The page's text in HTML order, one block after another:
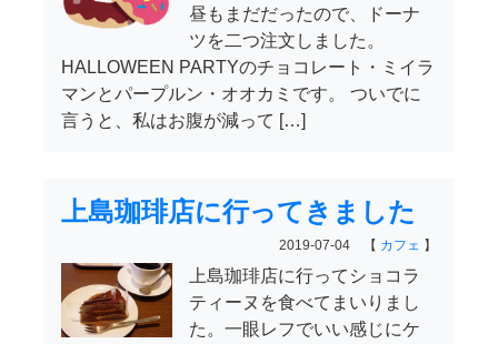
昼もまだだったので、ドーナ
ツを二つ注文しました。
HALLOWEEN PARTYのチョコレート・ミイラ
マンとパープルン・オオカミです。 ついでに
言うと、私はお腹が減って […]
上島珈琲店に行ってきました
2019-07-04 【 カフェ 】
上島珈琲店に行ってショコラ
ティーヌを食べてまいりまし
た。一眼レフでいい感じにケ